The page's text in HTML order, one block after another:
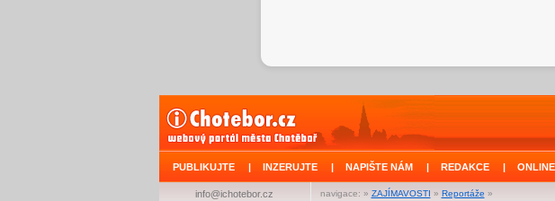
PUBLIKUJTE | INZERUJTE | NAPIŠTE NÁM | REDAKCE |
navigace: » ZAJÍMAVOSTI » Reportáže »
info@ichotebor.cz